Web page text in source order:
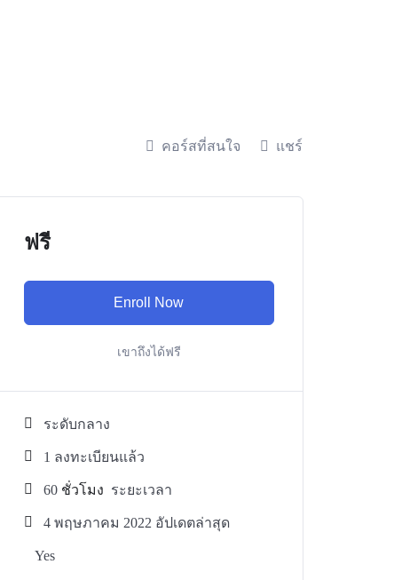
คอร์สที่สนใจ แชร์
ฟรี
Enroll Now
เขาถึงได้ฟรี
ระดับกลาง
1 ลงทะเบียนแล้ว
60 ชั่วโมง ระยะเวลา
4 พฤษภาคม 2022 อัปเดตล่าสุด
Yes